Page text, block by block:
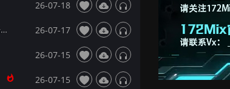
26-07-18
【172Mix独家】卢卢快闭嘴&阿彻 - 心之火(Dj阿呆 ProgHouse Mix国语合唱) 26-07-17
26-07-15
26-07-15